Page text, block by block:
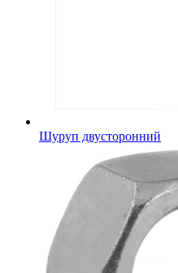
Шуруп двусторонний